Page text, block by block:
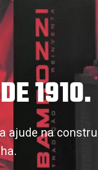
1910.
ajude na